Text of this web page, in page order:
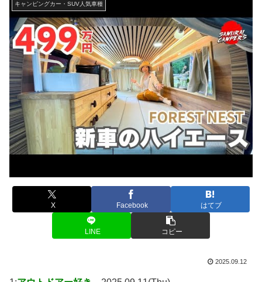
キャンピングカー・SUV人気車種
X Facebook はてブ
LINE コピー
2025.09.12